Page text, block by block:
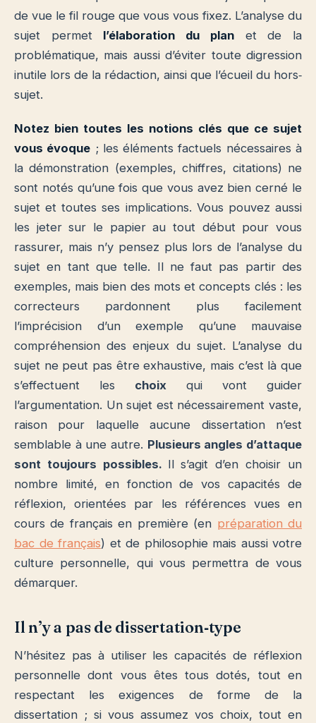
de vue le fil rouge que vous vous fixez. L’analyse du
sujet permet l’élaboration du planet de la
problématique, mais aussi d’éviter toute digression
inutile lors de la rédaction, ainsi que l’écueil du hors‐
sujet.
Notez bien toutes les notions clés que ce sujet
vous évoque ; les éléments factuels nécessaires à
la démonstration (exemples, chiffres, citations) ne
sont notés qu’une fois que vous avez bien cerné le
sujet et toutes ses implications. Vous pouvez aussi
les jeter sur le papier au tout début pour vous
rassurer, mais n’y pensez plus lors de l’analyse du
sujet en tant que telle. Il ne faut pas partir des
exemples, mais bien des mots et concepts clés : les
correcteurs pardonnent plus facilement
l’imprécision d’un exemple qu’une mauvaise
compréhension des enjeux du sujet. L’analyse du
sujet ne peut pas être exhaustive, mais c’est là que
s’effectuent les choix qui vont guider
l’argumentation. Un sujet est nécessairement vaste,
raison pour laquelle aucune dissertation n’est
semblable à une autre. Plusieurs angles d’attaque
sont toujours possibles. Il s’agit d’en choisir un
nombre limité, en fonction de vos capacités de
réflexion, orientées par les références vues en
cours de français en première (en préparation du
bac de français) et de philosophie mais aussi votre
culture personnelle, qui vous permettra de vous
démarquer.
Il n’y a pas de dissertation‐type
N’hésitez pas à utiliser les capacités de réflexion
personnelle dont vous êtes tous dotés, tout en
respectant les exigences de forme de la
dissertation ; si vous assumez vos choix, tout en